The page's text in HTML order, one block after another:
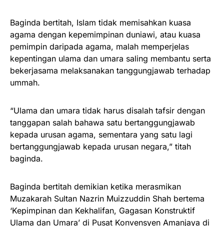
Baginda bertitah, Islam tidak memisahkan kuasa
agama dengan kepemimpinan duniawi, atau kuasa
pemimpin daripada agama, malah memperjelas
kepentingan ulama dan umara saling membantu serta
bekerjasama melaksanakan tanggungjawab terhadap
ummah.
“Ulama dan umara tidak harus disalah tafsir dengan
tanggapan salah bahawa satu bertanggungjawab
kepada urusan agama, sementara yang satu lagi
bertanggungjawab kepada urusan negara,” titah
baginda.
Baginda bertitah demikian ketika merasmikan
Muzakarah Sultan Nazrin Muizzuddin Shah bertema
‘Kepimpinan dan Kekhalifan, Gagasan Konstruktif
Ulama dan Umara’ di Pusat Konvensyen Amanjaya di